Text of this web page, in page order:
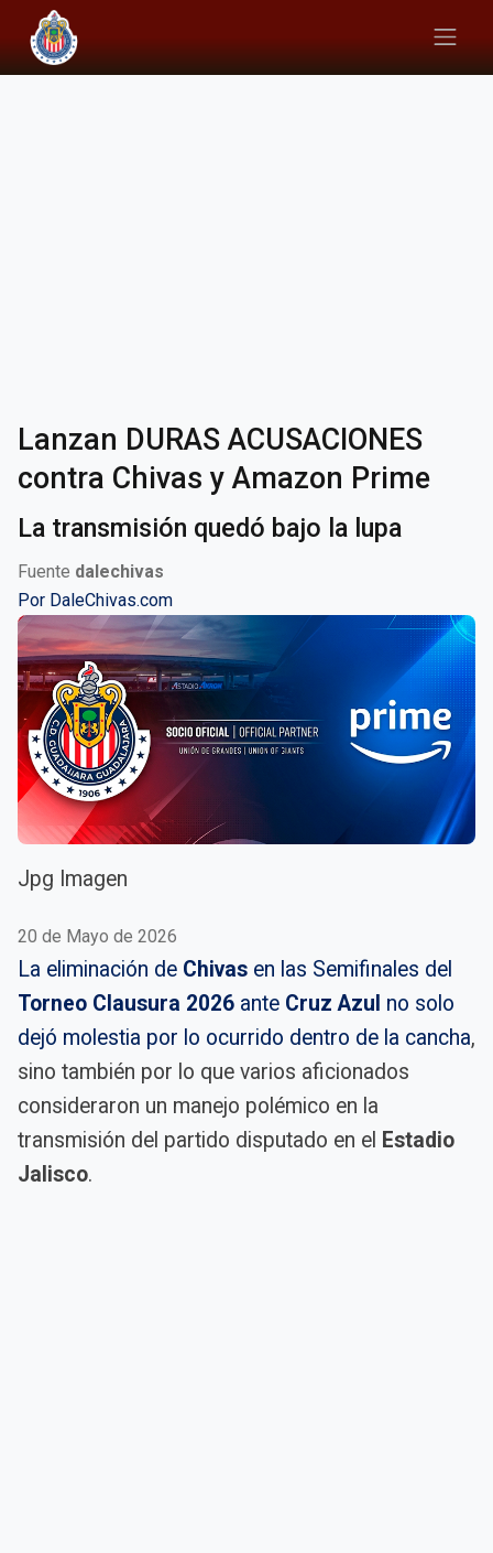
Lanzan DURAS ACUSACIONES
contra Chivas y Amazon Prime
La transmisión quedó bajo la lupa
Fuente dalechivas
Por DaleChivas.com
Jpg Imagen
20 de Mayo de 2026
La eliminación de Chivas en las Semifinales del
Torneo Clausura 2026 ante Cruz Azul no solo
dejó molestia por lo ocurrido dentro de la cancha,
sino también por lo que varios aficionados
consideraron un manejo polémico en la
transmisión del partido disputado en el Estadio
Jalisco.